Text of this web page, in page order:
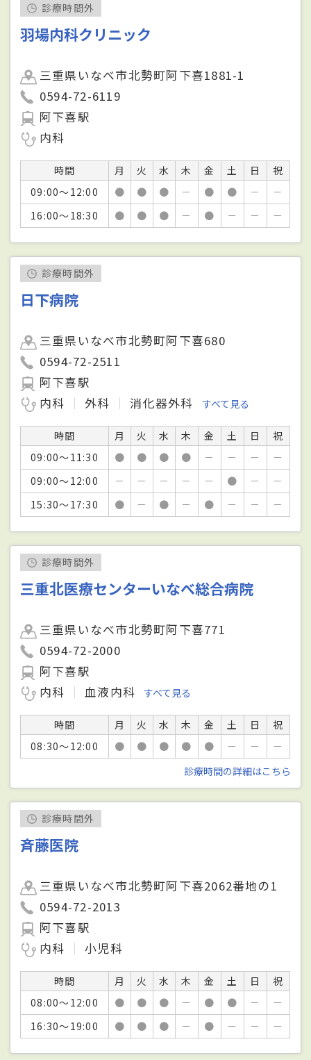
診療時間外
羽場内科クリニック
三重県いなべ市北勢町阿下喜1881-1
0594-72-6119
阿下喜駅
内科
時間 月 火 水 木 金 土 日
祝
09:00～12:00
● ● ● － ● ● －
－
16:00～18:30
● ● ● － ● － － －
診療時間外
日下病院
三重県いなべ市北勢町阿下喜680
0594-72-2511
阿下喜駅
内科
外科 消化器外科 すべて見る
時間 月 火 水 木 金 土 日
祝
09:00～11:30
● ● ● ● － － －
－
09:00～12:00
－ － － － － ● －
－
15:30～17:30
● － ● － ● － － －
診療時間外
三重北医療センターいなべ総合病院
三重県いなべ市北勢町阿下喜771
0594-72-2000
阿下喜駅
内科
血液内科 すべて見る
時間 月 火 水 木 金 土 日
祝
08:30～12:00
● ● ● ● ● － －
－
診療時間の詳細はこちら
診療時間外
斉藤医院
三重県いなべ市北勢町阿下喜2062番地の1
0594-72-2013
阿下喜駅
内科
小児科
時間 月 火 水 木 金 土 日
祝
08:00～12:00
● ● ● － ● ● －
－
16:30～19:00
● ● ● － ● － － －